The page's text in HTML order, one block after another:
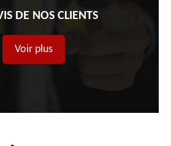
DE NOS CLIENTS
Voir plus